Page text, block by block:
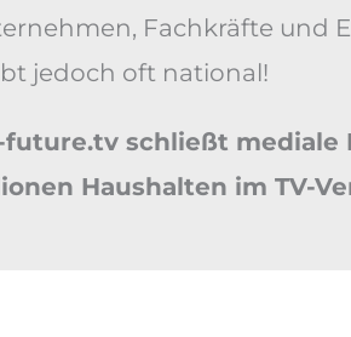
Fachkräfte und
jedoch oft national!
schließt mediale
Haushalten im TV-